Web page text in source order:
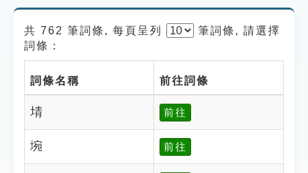
貓頭鷹博士
共 762 筆詞條, 每頁呈列 筆詞條, 請選擇
詞條：
詞條名稱 前往詞條
埥 前往
埦 前往